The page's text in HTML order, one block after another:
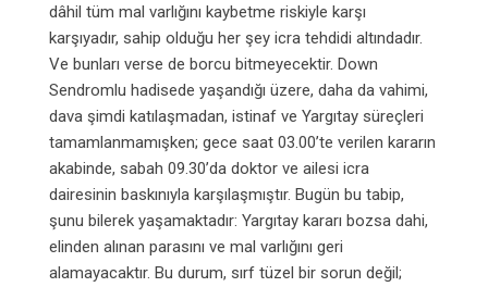
dâhil tüm mal varlığını kaybetme riskiyle karşı
karşıyadır, sahip olduğu her şey icra tehdidi altındadır.
Ve bunları verse de borcu bitmeyecektir. Down
Sendromlu hadisede yaşandığı üzere, daha da vahimi,
dava şimdi katılaşmadan, istinaf ve Yargıtay süreçleri
tamamlanmamışken; gece saat 03.00’te verilen kararın
akabinde, sabah 09.30’da doktor ve ailesi icra
dairesinin baskınıyla karşılaşmıştır. Bugün bu tabip,
şunu bilerek yaşamaktadır: Yargıtay kararı bozsa dahi,
elinden alınan parasını ve mal varlığını geri
alamayacaktır. Bu durum, sırf tüzel bir sorun değil;